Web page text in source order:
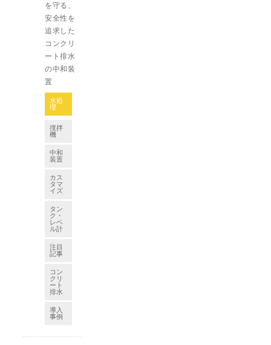
を守る、
安全性を
追求した
コンクリ
ート排水
の中和装
置
水処
理
撹拌
機
中和
装置
カス
タマ
イズ
タン
ク・
レベ
ル計
注目
記事
コン
クリ
ート
排水
導入
事例